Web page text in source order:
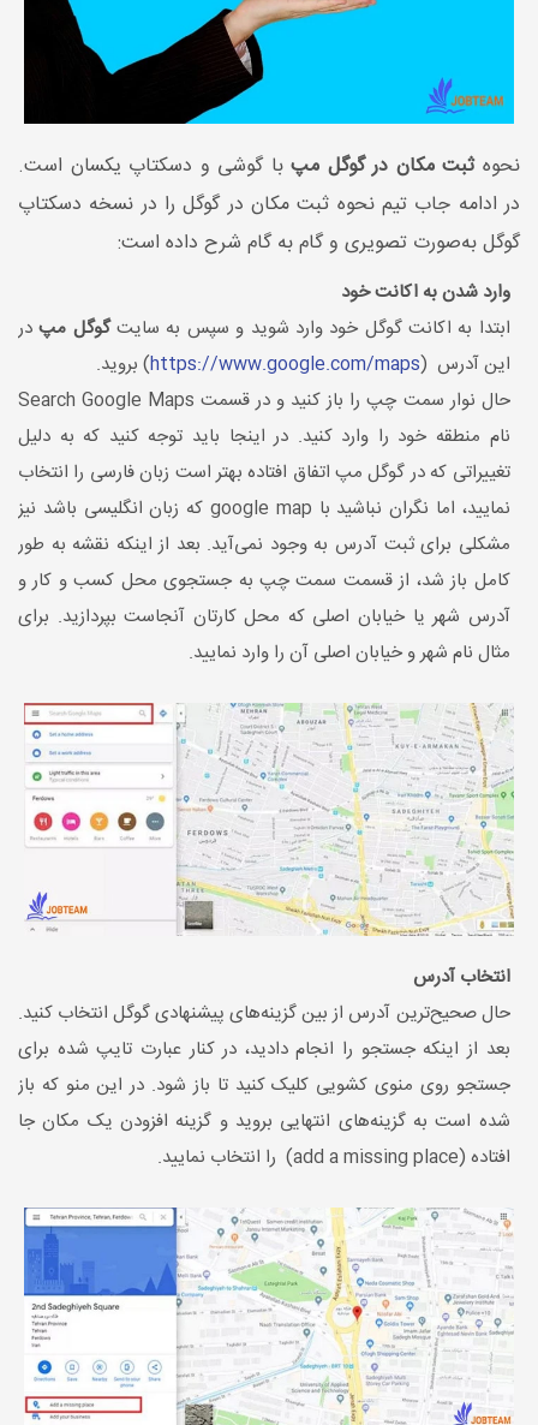
نحوهثبت مکان در گوگل مپبا گوشی و دسکتاپ یکسان است.
در ادامه جاب تیم نحوه ثبت مکان در گوگل را در نسخه دسکتاپ
گوگل به‌صورت تصویری و گام به گام شرح داده است:
وارد شدن به اکانت خود
ابتدا به اکانت گوگل خود وارد شوید و سپس به سایتگوگل مپدر
این آدرس (https://www.google.com/maps) بروید.
حال نوار سمت چپ را باز کنید و در قسمت Search Google Maps
نام منطقه خود را وارد کنید. در اینجا باید توجه کنید که به دلیل
تغییراتی که در گوگل مپ اتفاق افتاده بهتر است زبان فارسی را انتخاب
نمایید، اما نگران نباشید با google map که زبان انگلیسی باشد نیز
مشکلی برای ثبت آدرس به وجود نمی‌آید. بعد از اینکه نقشه به طور
کامل باز شد، از قسمت سمت چپ به جستجوی محل کسب و کار و
آدرس شهر یا خیابان اصلی که محل کارتان آنجاست بپردازید. برای
مثال نام شهر و خیابان اصلی آن را وارد نمایید.
انتخاب آدرس
حال صحیح‌ترین آدرس از بین گزینه‌‌های پیشنهادی گوگل انتخاب کنید.
بعد از اینکه جستجو را انجام دادید، در کنار عبارت تایپ شده برای
جستجو روی منوی کشویی کلیک کنید تا باز شود. در این منو که باز
شده است به گزینه‌های انتهایی بروید و گزینه افزودن یک مکان جا
افتاده (add a missing place) را انتخاب نمایید.